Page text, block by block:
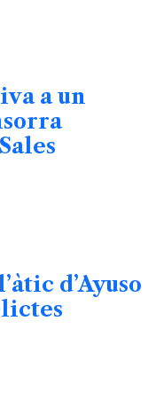
a un
d’Ayuso